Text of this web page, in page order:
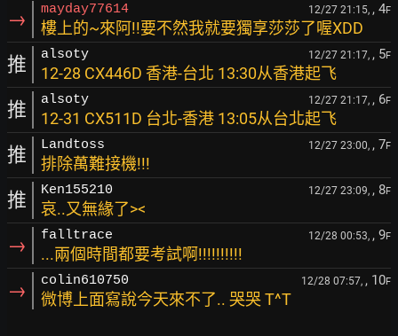
→ mayday77614 12/27 21:15, , 4F
樓上的~來阿!!要不然我就要獨享莎莎了喔XDD
推 alsoty 12/27 21:17, , 5F
12-28 CX446D 香港-台北 13:30从香港起飞
推 alsoty 12/27 21:17, , 6F
12-31 CX511D 台北-香港 13:05从台北起飞
推 Landtoss 12/27 23:00, , 7F
排除萬難接機!!!
推 Ken155210 12/27 23:09, , 8F
哀..又無緣了><
→ falltrace 12/28 00:53, , 9F
...兩個時間都要考試啊!!!!!!!!!!
→ colin610750 12/28 07:57, , 10F
微博上面寫說今天來不了.. 哭哭 T^T